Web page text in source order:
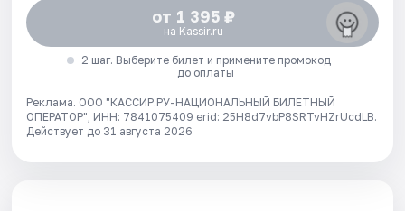
от 1 395 ₽
на Kassir.ru
2 шаг. Выберите билет и примените промокод
до оплаты
Реклама. ООО "КАССИР.РУ-НАЦИОНАЛЬНЫЙ БИЛЕТНЫЙ
ОПЕРАТОР", ИНН: 7841075409 erid: 25H8d7vbP8SRTvHZrUcdLB.
Действует до 31 августа 2026